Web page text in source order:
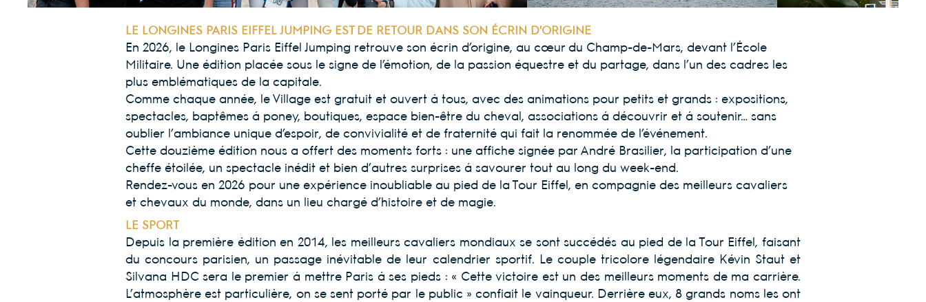
LE LONGINES PARIS EIFFEL JUMPING EST DE RETOUR DANS SON ÉCRIN D'ORIGINE
En 2026, le Longines Paris Eiffel Jumping retrouve son écrin d’origine, au cœur du Champ-de-Mars, devant l’École
Militaire. Une édition placée sous le signe de l’émotion, de la passion équestre et du partage, dans l’un des cadres les
plus emblématiques de la capitale.
Comme chaque année, le Village est gratuit et ouvert à tous, avec des animations pour petits et grands : expositions,
spectacles, baptêmes à poney, boutiques, espace bien-être du cheval, associations à découvrir et à soutenir… sans
oublier l’ambiance unique d’espoir, de convivialité et de fraternité qui fait la renommée de l’événement.
Cette douzième édition nous a offert des moments forts : une affiche signée par André Brasilier, la participation d’une
cheffe étoilée, un spectacle inédit et bien d’autres surprises à savourer tout au long du week-end.
Rendez-vous en 2026 pour une expérience inoubliable au pied de la Tour Eiffel, en compagnie des meilleurs cavaliers
et chevaux du monde, dans un lieu chargé d’histoire et de magie.
LE SPORT
Depuis la première édition en 2014, les meilleurs cavaliers mondiaux se sont succédés au pied de la Tour Eiffel, faisant
du concours parisien, un passage inévitable de leur calendrier sportif. Le couple tricolore légendaire Kévin Staut et
Silvana HDC sera le premier à mettre Paris à ses pieds : « Cette victoire est un des meilleurs moments de ma carrière.
L’atmosphère est particulière, on se sent porté par le public » confiait le vainqueur. Derrière eux, 8 grands noms les ont